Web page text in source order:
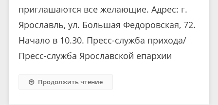
приглашаются все желающие. Адрес: г.
Ярославль, ул. Большая Федоровская, 72.
Начало в 10.30. Пресс-служба прихода/
Пресс-служба Ярославской епархии
Продолжить чтение